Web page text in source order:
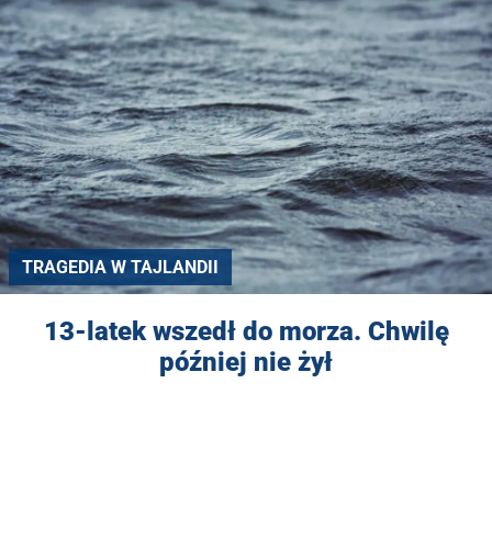
TRAGEDIA W TAJLANDII
13-latek wszedł do morza. Chwilę
później nie żył